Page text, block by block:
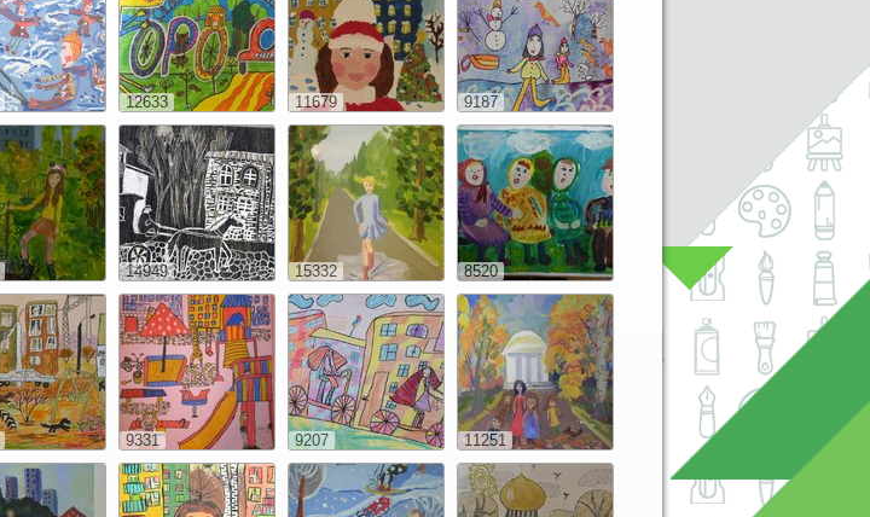
12633 11679 9187
14949 15332 8520
9331 9207 11251